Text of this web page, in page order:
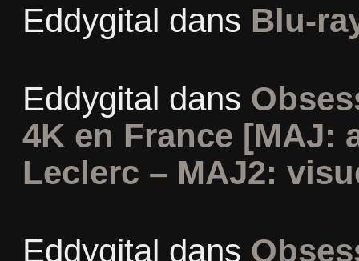
Eddygital dans Blu-
Eddygital dans
4K en France [MAJ:
Leclerc – MAJ2:
Eddygital dans